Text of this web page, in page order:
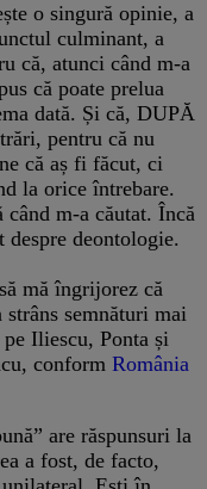
o singură opinie, a
culminant, a
că, atunci când m-a
că poate prelua
dată. Și că, DUPĂ
pentru că nu
că aș fi făcut, ci
la orice întrebare.
când m-a căutat. Încă
despre deontologie.
mă îngrijorez că
semnături mai
Iliescu, Ponta și
conform România
are răspunsuri la
a fost, de facto,